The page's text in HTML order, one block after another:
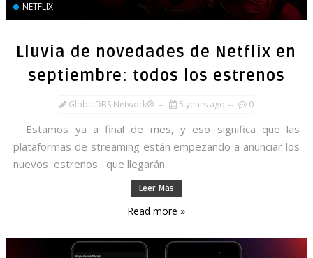
NETFLIX
Lluvia de novedades de Netflix en
septiembre: todos los estrenos
GlobalDBS Network® 5 years ago 0
Estamos ya a final de mes, y eso significa que las
plataformas de streaming están empezando a anunciar los
nuevos estrenos que llegarán...
Leer Más
Read more »